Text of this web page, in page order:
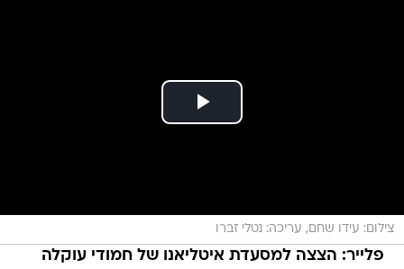
צילום: עידו שחם, עריכה: נטלי זברו
פלייר: הצצה למסעדת איטליאנו של חמודי עוקלה